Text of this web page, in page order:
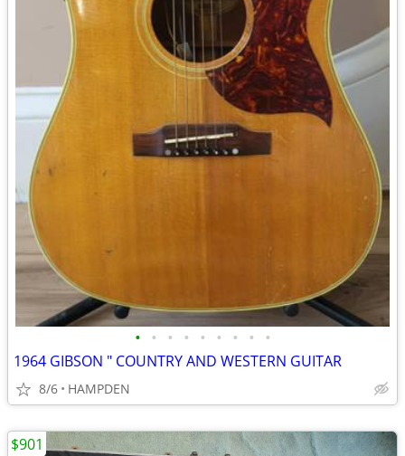
• • • • • • • • •
1964 GIBSON " COUNTRY AND WESTERN GUITAR
8/6 HAMPDEN
$901